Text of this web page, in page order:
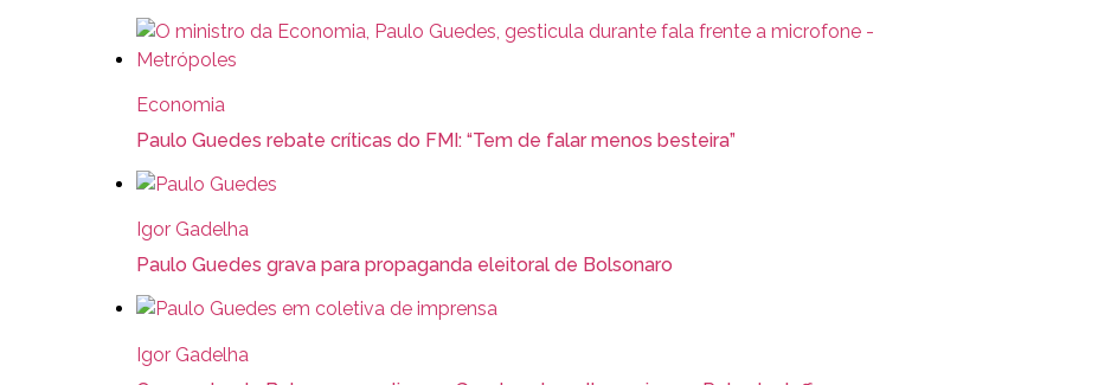
Economia
Paulo Guedes rebate críticas do FMI: “Tem de falar menos besteira”
Igor Gadelha
Paulo Guedes grava para propaganda eleitoral de Bolsonaro
Igor Gadelha